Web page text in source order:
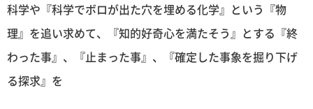
科学や『科学でボロが出た穴を埋める化学』という『物
理』を追い求めて、『知的好奇心を満たそう』とする『終
わった事』、『止まった事』、『確定した事象を掘り下げ
る探求』を